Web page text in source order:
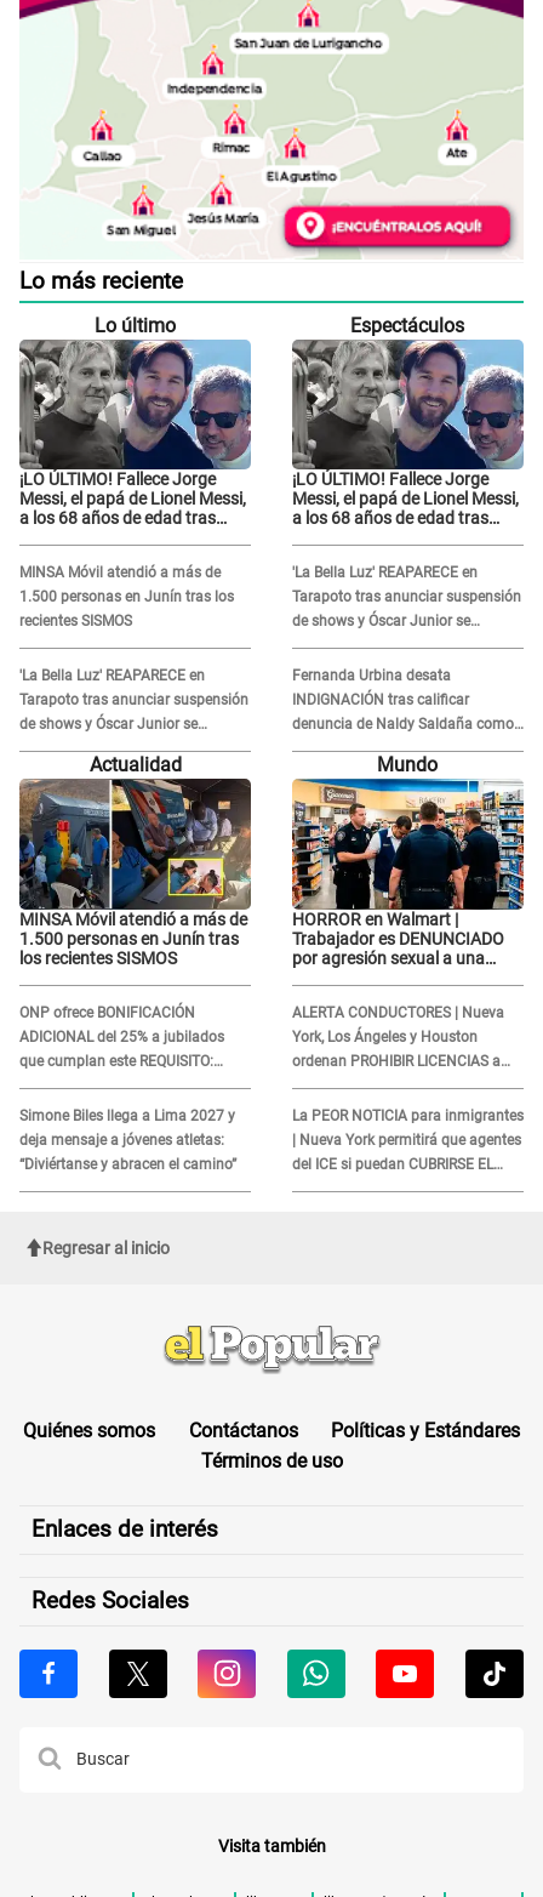
Lo más reciente
Lo último
¡LO ÚLTIMO! Fallece Jorge
Messi, el papá de Lionel Messi,
a los 68 años de edad tras
MINSA Móvil atendió a más de
1.500 personas en Junín tras los
recientes SISMOS
'La Bella Luz' REAPARECE en
Tarapoto tras anunciar suspensión
de shows y Óscar Junior se
JUSTIFICA: "Por un error no vamos
a pagar todos"
Espectáculos
¡LO ÚLTIMO! Fallece Jorge
Messi, el papá de Lionel Messi,
a los 68 años de edad tras
'La Bella Luz' REAPARECE en
Tarapoto tras anunciar suspensión
de shows y Óscar Junior se
JUSTIFICA: "Por un error no vamos
a pagar todos"
Fernanda Urbina desata
INDIGNACIÓN tras calificar
denuncia de Naldy Saldaña como
'acto bochornoso': "No es justo
atacar a otra mujer"
Actualidad
MINSA Móvil atendió a más de
1.500 personas en Junín tras
los recientes SISMOS
ONP ofrece BONIFICACIÓN
ADICIONAL del 25% a jubilados
que cumplan este REQUISITO:
revisa si accedes aquí
Simone Biles llega a Lima 2027 y
deja mensaje a jóvenes atletas:
“Diviértanse y abracen el camino”
Mundo
HORROR en Walmart |
Trabajador es DENUNCIADO
por agresión sexual a una
ALERTA CONDUCTORES | Nueva
York, Los Ángeles y Houston
ordenan PROHIBIR LICENCIAS a
quienes no presenten ESTE
DOCUMENTO
La PEOR NOTICIA para inmigrantes
| Nueva York permitirá que agentes
del ICE si puedan CUBRIRSE EL
ROSTRO
Regresar al inicio
Quiénes somos Contáctanos
Políticas y Estándares
Términos de uso
Enlaces de interés
Redes Sociales
Visita también